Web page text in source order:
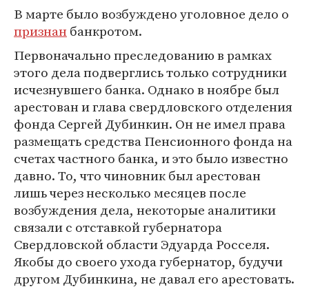
В марте было возбуждено уголовное дело о
признанбанкротом.
Первоначально преследованию в рамках
этого дела подверглись только сотрудники
исчезнувшего банка. Однако в ноябре был
арестован и глава свердловского отделения
фонда Сергей Дубинкин. Он не имел права
размещать средства Пенсионного фонда на
счетах частного банка, и это было известно
давно. То, что чиновник был арестован
лишь через несколько месяцев после
возбуждения дела, некоторые аналитики
связали с отставкой губернатора
Свердловской области Эдуарда Росселя.
Якобы до своего ухода губернатор, будучи
другом Дубинкина, не давал его арестовать.